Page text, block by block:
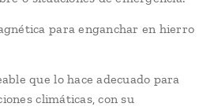
para enganchar en hierro
que lo hace adecuado para
climáticas, con su